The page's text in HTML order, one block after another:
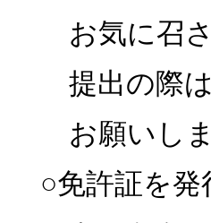
お気に召
提出の際
お願いしま
○免許証を